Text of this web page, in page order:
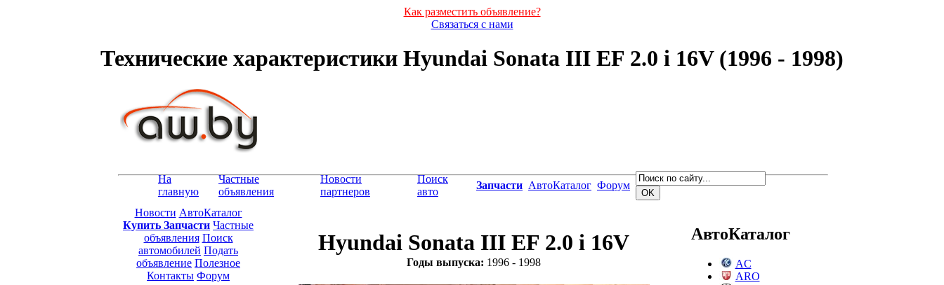
Как разместить объявление?
Связаться с нами
Технические характеристики Hyundai Sonata III EF 2.0 i 16V (1996 - 1998)
На
главную
Частные
объявления
Новости
партнеров
Поиск
авто
Запчасти АвтоКаталог Форум
Новости АвтоКаталог
Купить Запчасти Частные
объявления Поиск
автомобилей Подать
объявление Полезное
Контакты Форум
Hyundai Sonata III EF 2.0 i 16V
Годы выпуска: 1996 - 1998
АвтоКаталог
AC
ARO